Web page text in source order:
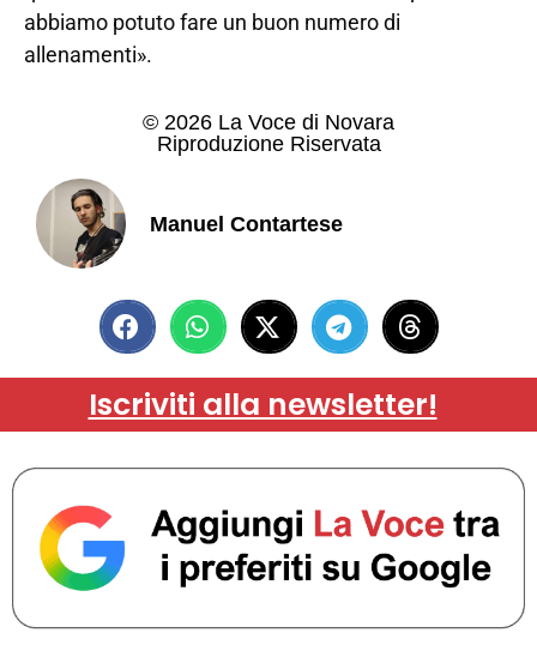
abbiamo potuto fare un buon numero di
allenamenti».
© 2026 La Voce di Novara
Riproduzione Riservata
Manuel Contartese
Iscriviti alla newsletter!